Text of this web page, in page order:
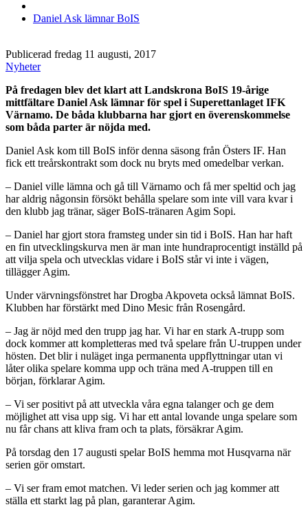
Daniel Ask lämnar BoIS
Publicerad fredag 11 augusti, 2017
Nyheter
På fredagen blev det klart att Landskrona BoIS 19-årige
mittfältare Daniel Ask lämnar för spel i Superettanlaget IFK
Värnamo. De båda klubbarna har gjort en överenskommelse
som båda parter är nöjda med.
Daniel Ask kom till BoIS inför denna säsong från Östers IF. Han
fick ett treårskontrakt som dock nu bryts med omedelbar verkan.
– Daniel ville lämna och gå till Värnamo och få mer speltid och jag
har aldrig någonsin försökt behålla spelare som inte vill vara kvar i
den klubb jag tränar, säger BoIS-tränaren Agim Sopi.
– Daniel har gjort stora framsteg under sin tid i BoIS. Han har haft
en fin utvecklingskurva men är man inte hundraprocentigt inställd på
att vilja spela och utvecklas vidare i BoIS står vi inte i vägen,
tillägger Agim.
Under värvningsfönstret har Drogba Akpoveta också lämnat BoIS.
Klubben har förstärkt med Dino Mesic från Rosengård.
– Jag är nöjd med den trupp jag har. Vi har en stark A-trupp som
dock kommer att kompletteras med två spelare från U-truppen under
hösten. Det blir i nuläget inga permanenta uppflyttningar utan vi
låter olika spelare komma upp och träna med A-truppen till en
början, förklarar Agim.
– Vi ser positivt på att utveckla våra egna talanger och ge dem
möjlighet att visa upp sig. Vi har ett antal lovande unga spelare som
nu får chans att kliva fram och ta plats, försäkrar Agim.
På torsdag den 17 augusti spelar BoIS hemma mot Husqvarna när
serien gör omstart.
– Vi ser fram emot matchen. Vi leder serien och jag kommer att
ställa ett starkt lag på plan, garanterar Agim.